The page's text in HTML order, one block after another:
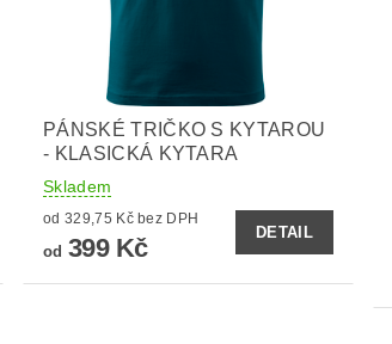
PÁNSKÉ TRIČKO S KYTAROU
- KLASICKÁ KYTARA
Skladem
od 329,75 Kč bez DPH
od 399 Kč
DETAIL